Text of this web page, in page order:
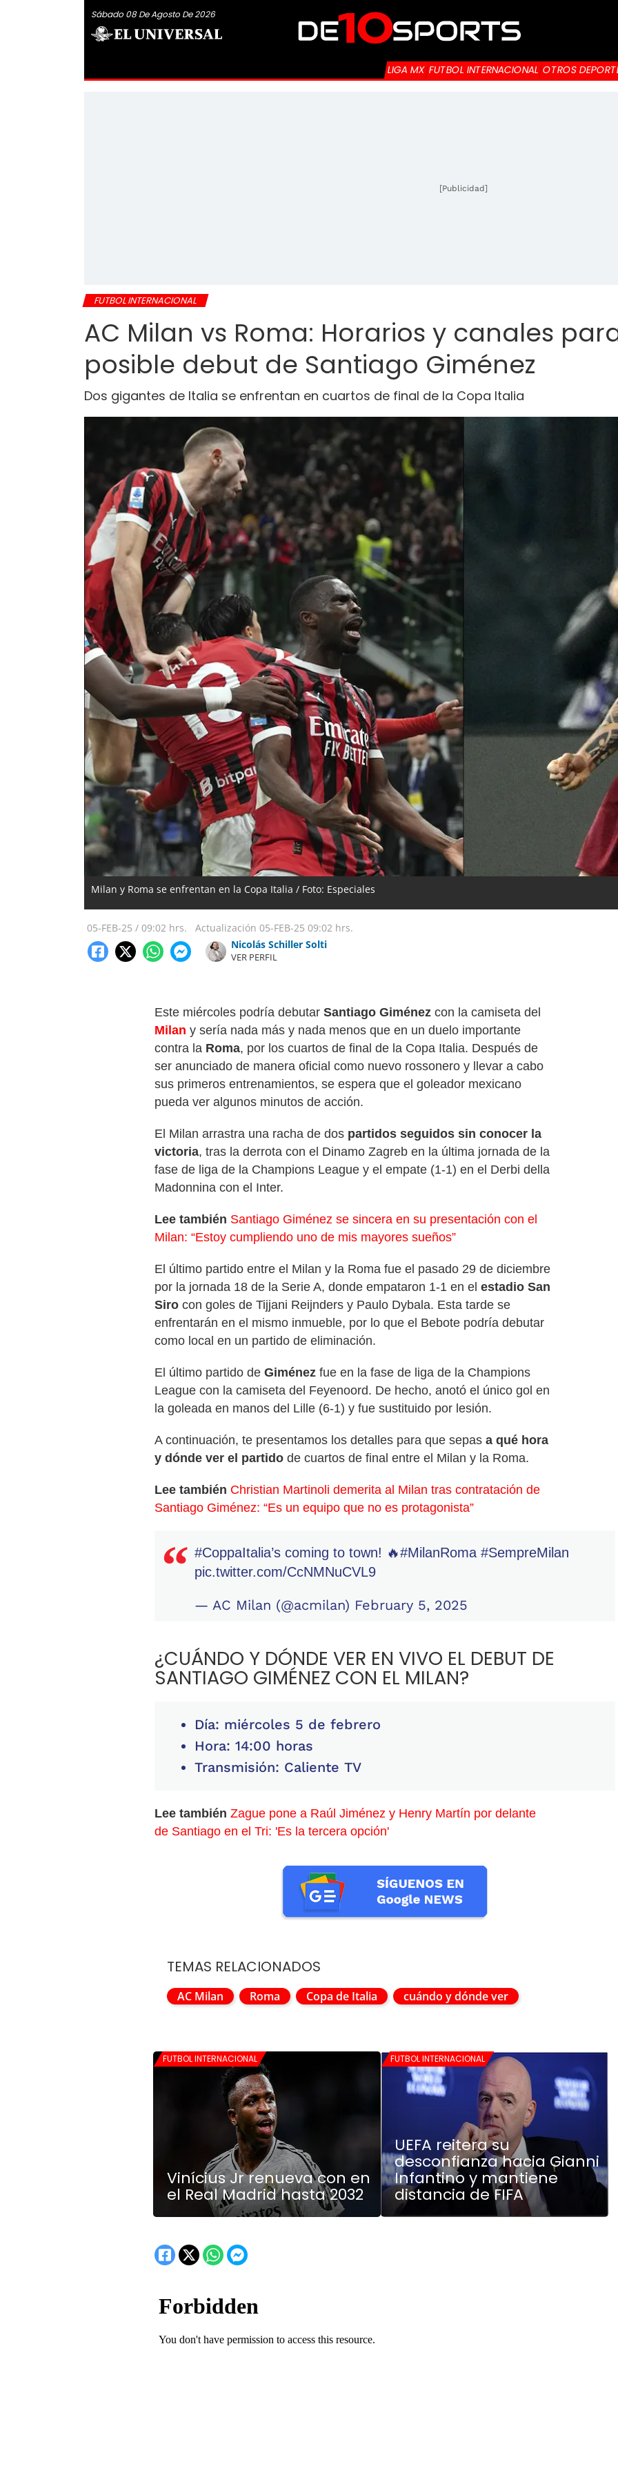
Sábado 08 De Agosto De 2026
LIGA MX FUTBOL INTERNACIONAL OTROS
[Publicidad]
FUTBOL INTERNACIONAL
AC Milan vs Roma: Horarios y canales
posible debut de Santiago Giménez
Dos gigantes de Italia se enfrentan en cuartos de final de la Copa Italia
Milan y Roma se enfrentan en la Copa Italia / Foto: Especiales
05-FEB-25 / 09:02 hrs. Actualización 05-FEB-25 09:02 hrs.
Nicolás Schiller Solti
VER PERFIL
Este miércoles podría debutar Santiago Giménez con la camiseta del
Milan y sería nada más y nada menos que en un duelo importante
contra la Roma, por los cuartos de final de la Copa Italia. Después de
ser anunciado de manera oficial como nuevo rossonero y llevar a cabo
sus primeros entrenamientos, se espera que el goleador mexicano
pueda ver algunos minutos de acción.
El Milan arrastra una racha de dos partidos seguidos sin conocer la
victoria, tras la derrota con el Dinamo Zagreb en la última jornada de la
fase de liga de la Champions League y el empate (1-1) en el Derbi della
Madonnina con el Inter.
Lee también Santiago Giménez se sincera en su presentación con el
Milan: “Estoy cumpliendo uno de mis mayores sueños”
El último partido entre el Milan y la Roma fue el pasado 29 de diciembre
por la jornada 18 de la Serie A, donde empataron 1-1 en el estadio San
Siro con goles de Tijjani Reijnders y Paulo Dybala. Esta tarde se
enfrentarán en el mismo inmueble, por lo que el Bebote podría debutar
como local en un partido de eliminación.
El último partido de Giménez fue en la fase de liga de la Champions
League con la camiseta del Feyenoord. De hecho, anotó el único gol en
la goleada en manos del Lille (6-1) y fue sustituido por lesión.
A continuación, te presentamos los detalles para que sepas a qué hora
y dónde ver el partido de cuartos de final entre el Milan y la Roma.
Lee también Christian Martinoli demerita al Milan tras contratación de
Santiago Giménez: “Es un equipo que no es protagonista”
#CoppaItalia’s coming to town! 🔥#MilanRoma #SempreMilan
pic.twitter.com/CcNMNuCVL9
— AC Milan (@acmilan) February 5, 2025
¿CUÁNDO Y DÓNDE VER EN VIVO EL DEBUT DE
SANTIAGO GIMÉNEZ CON EL MILAN?
Día: miércoles 5 de febrero
Hora: 14:00 horas
Transmisión: Caliente TV
Lee también Zague pone a Raúl Jiménez y Henry Martín por delante
de Santiago en el Tri: 'Es la tercera opción'
TEMAS RELACIONADOS
AC Milan Roma Copa de Italia cuándo y dónde ver
FUTBOL INTERNACIONAL
Vinícius Jr renueva con en
el Real Madrid hasta 2032
FUTBOL INTERNACIONAL
UEFA reitera su
desconfianza hacia Gianni
Infantino y mantiene
distancia de FIFA